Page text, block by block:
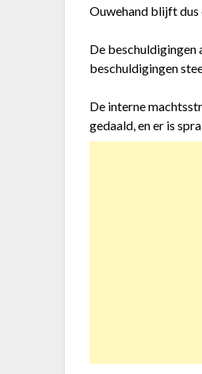
Ouwehand blijft dus
De beschuldigingen
beschuldigingen
De interne
gedaald, en er is